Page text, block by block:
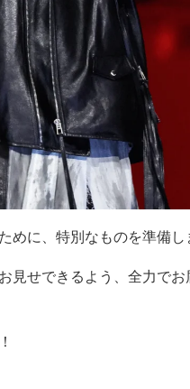
めに、特別なものを準備し
見せできるよう、全力でお